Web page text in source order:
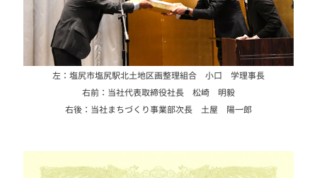
左：塩尻市塩尻駅北土地区画整理組合 小口 学理事長
右前：当社代表取締役社長 松崎 明毅
右後：当社まちづくり事業部次長 土屋 陽一郎